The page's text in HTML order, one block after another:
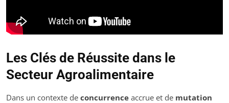
Les Clés de Réussite dans le
Secteur Agroalimentaire
Dans un contexte de concurrence accrue et de mutation